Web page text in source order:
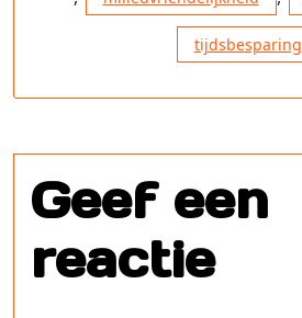
tijdsbesparing
Geef een
reactie